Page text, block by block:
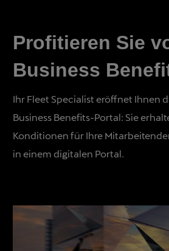
Profitieren Sie
Business
Ihr Fleet Specialist eröffnet Ihnen
Business Benefits-Portal: Sie
Konditionen für Ihre
in einem digitalen Portal.